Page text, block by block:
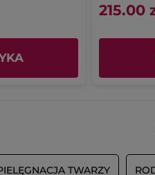
215.00
TWARZY